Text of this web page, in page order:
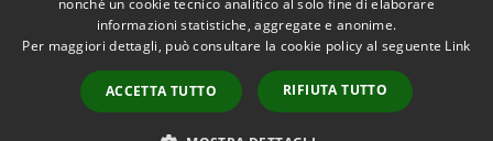
RSS
Accessibilità
Copyright © 2026 • Comune di
Municipium•
Accesso
redazione
nonché un cookie tecnico analitico al solo fine di elaborare
informazioni statistiche, aggregate e anonime.
Per maggiori dettagli, può consultare la cookie policy al seguente Link
ACCETTA TUTTO RIFIUTA TUTTO